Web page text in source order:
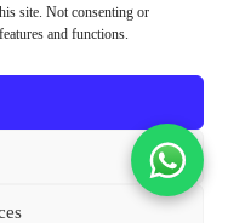
site. Not consenting or
and functions.